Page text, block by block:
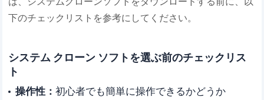
下のチェックリストを参考にしてください。
システム クローン ソフトを選ぶ前のチェックリス
ト
操作性： 初心者でも簡単に操作できるかどうか